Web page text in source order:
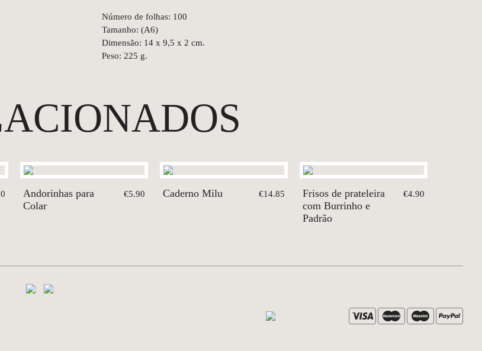
Número de folhas: 100
Tamanho: (A6)
Dimensão: 14 x 9,5 x 2 cm.
Peso: 225 g.
Andorinhas para
Colar
€5.90 Caderno Milu €14.85
Frisos de prateleira
com Burrinho e
Padrão
€4.90